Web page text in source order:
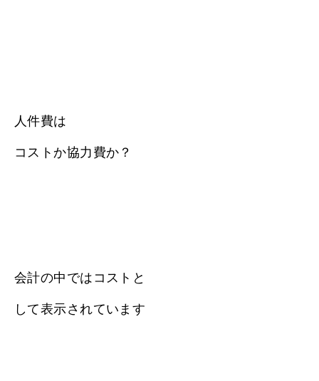
人件費は
コストか協力費か？
会計の中ではコストと
して表示されています